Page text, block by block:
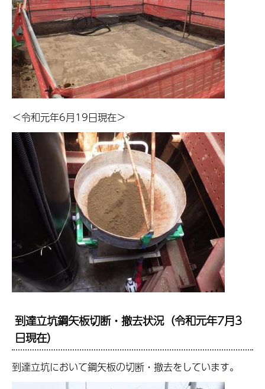
＜令和元年6月19日現在＞
到達立坑鋼矢板切断・撤去状況（令和元年7月3
日現在）
到達立坑において鋼矢板の切断・撤去をしています。